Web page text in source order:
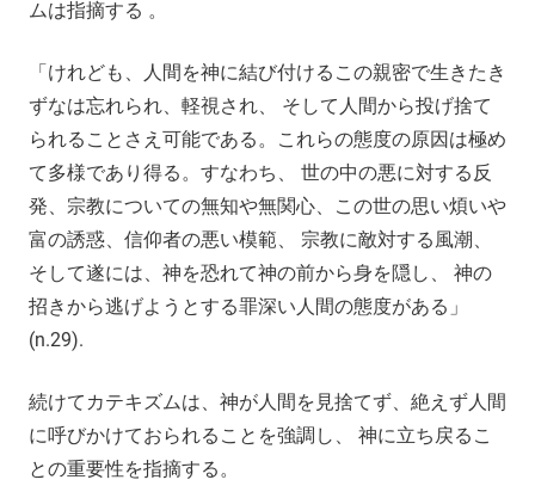
ムは指摘する 。
「けれども、人間を神に結び付けるこの親密で生きたき
ずなは忘れられ、軽視され、 そして人間から投げ捨て
られることさえ可能である。これらの態度の原因は極め
て多様であり得る。すなわち、 世の中の悪に対する反
発、宗教についての無知や無関心、この世の思い煩いや
富の誘惑、信仰者の悪い模範、 宗教に敵対する風潮、
そして遂には、神を恐れて神の前から身を隠し、 神の
招きから逃げようとする罪深い人間の態度がある」
(n.29).
続けてカテキズムは、神が人間を見捨てず、絶えず人間
に呼びかけておられることを強調し、 神に立ち戻るこ
との重要性を指摘する。